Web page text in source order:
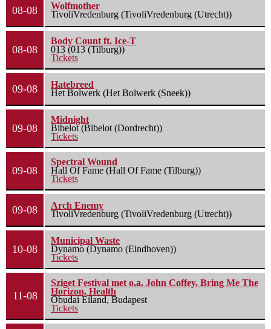
08-08
Wolfmother
TivoliVredenburg (TivoliVredenburg (Utrecht))
08-08
Body Count ft. Ice-T
013 (013 (Tilburg))
Tickets
09-08
Hatebreed
Het Bolwerk (Het Bolwerk (Sneek))
09-08
Midnight
Bibelot (Bibelot (Dordrecht))
Tickets
09-08
Spectral Wound
Hall Of Fame (Hall Of Fame (Tilburg))
Tickets
09-08
Arch Enemy
TivoliVredenburg (TivoliVredenburg (Utrecht))
10-08
Municipal Waste
Dynamo (Dynamo (Eindhoven))
Tickets
11-08
Sziget Festival met o.a. John Coffey, Bring Me The
Horizon, Health
Óbudai Eiland, Budapest
Tickets